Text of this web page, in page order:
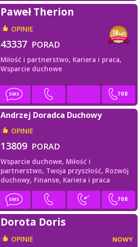
Paweł Therion
OPINIE
43337 PORAD
Miłość i partnerstwo, Kariera i praca,
Wsparcie duchowe
Andrzej Doradca Duchowy
OPINIE
13809 PORAD
Wsparcie duchowe, Miłość i
partnerstwo, Twoja przyszłość, Rozwój
duchowy, Finanse, Kariera i praca
Dorota Doris
OPINIE NOWY